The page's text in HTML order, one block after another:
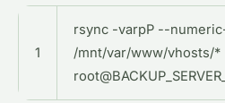
1
rsync -varpP --
/mnt/var/www/vhosts/*